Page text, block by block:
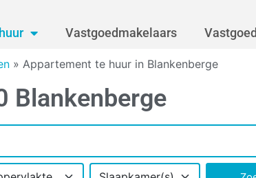
Vastgoedmakelaars
» Appartement te huur in Blankenberge
Blankenberge